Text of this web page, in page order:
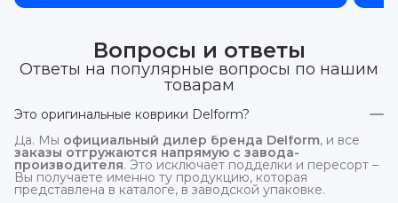
Вопросы и ответы
Ответы на популярные вопросы по нашим
товарам
Это оригинальные коврики Delform?
Да. Мы официальный дилер бренда Delform, и все
заказы отгружаются напрямую с завода-
производителя. Это исключает подделки и пересорт –
Вы получаете именно ту продукцию, которая
представлена в каталоге, в заводской упаковке.